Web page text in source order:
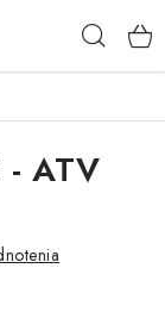
- ATV